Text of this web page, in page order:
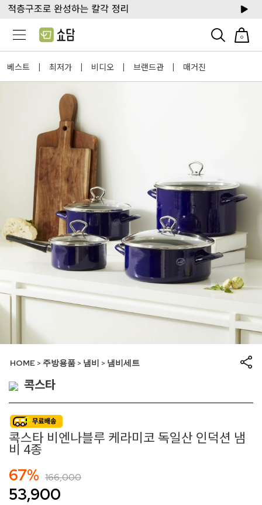
0
베스트 | 최저가 | 비디오 | 브랜드관 | 매거진
HOME > 주방용품 > 냄비 > 냄비세트
콕스타
콕스타 비엔나블루 케라미코 독일산 인덕션 냄
비 4종
67% 166,000
53,900